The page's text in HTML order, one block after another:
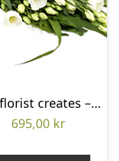
The florist creates – Funeral bouquet
695,00 kr